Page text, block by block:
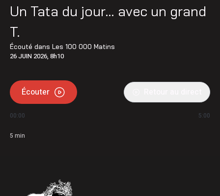
Un Tata du jour… avec un grand
T.
Écouté dans Les 100 000 Matins
26 JUIN 2026, 8h10
Écouter
00:00 5:00
5 min